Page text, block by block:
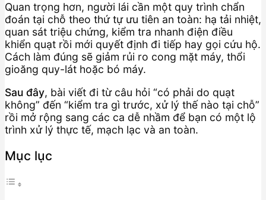
Quan trọng hơn, người lái cần một quy trình chẩn
đoán tại chỗ theo thứ tự ưu tiên an toàn: hạ tải nhiệt,
quan sát triệu chứng, kiểm tra nhanh điện điều
khiển quạt rồi mới quyết định đi tiếp hay gọi cứu hộ.
Cách làm đúng sẽ giảm rủi ro cong mặt máy, thổi
gioăng quy-lát hoặc bó máy.
Sau đây, bài viết đi từ câu hỏi “có phải do quạt
không” đến “kiểm tra gì trước, xử lý thế nào tại chỗ”
rồi mở rộng sang các ca dễ nhầm để bạn có một lộ
trình xử lý thực tế, mạch lạc và an toàn.
Mục lục